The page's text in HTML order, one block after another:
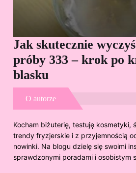
Jak skutecznie
próby 333 – krok po
blasku
O autorze
Kocham biżuterię, testuję kosmetyki,
trendy fryzjerskie i z przyjemnością
nowinki. Na blogu dzielę się swoimi
sprawdzonymi poradami i osobistym